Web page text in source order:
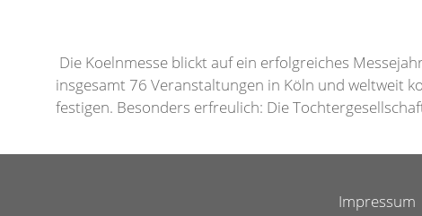
Die Koelnmesse blickt auf ein erfolgreiches
insgesamt 76 Veranstaltungen in Köln und weltweit
festigen. Besonders erfreulich: Die
Impressum